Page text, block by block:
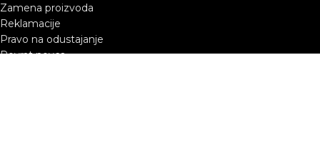
Zamena proizvoda
Reklamacije
Pravo na odustajanje
Povrat novca